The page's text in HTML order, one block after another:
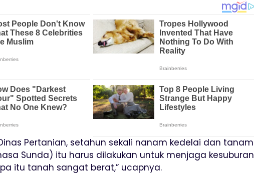
Pertanian, setahun sekali nanam kedelai dan tanam
Sunda) itu harus dilakukan untuk menjaga kesuburan
itu tanah sangat berat,” ucapnya.